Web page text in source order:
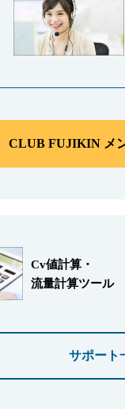
CLUB FUJIKIN メ
Cv値計算・
流量計算ツール
サポート